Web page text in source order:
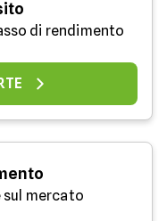
di rendimento
sul mercato